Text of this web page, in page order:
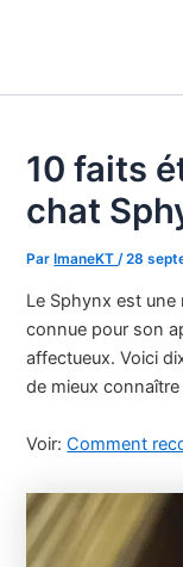
10 faits
chat
ParImaneKT /28
Le Sphynx est
connue pour son
affectueux. Voici
de mieux
Voir:Comment